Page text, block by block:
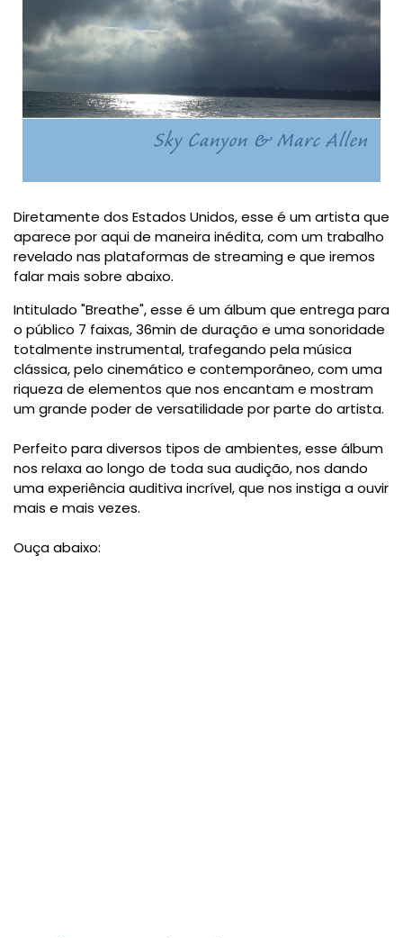
Diretamente dos Estados Unidos, esse é um artista que
aparece por aqui de maneira inédita, com um trabalho
revelado nas plataformas de streaming e que iremos
falar mais sobre abaixo.
Intitulado "Breathe", esse é um álbum que entrega para
o público 7 faixas, 36min de duração e uma sonoridade
totalmente instrumental, trafegando pela música
clássica, pelo cinemático e contemporâneo, com uma
riqueza de elementos que nos encantam e mostram
um grande poder de versatilidade por parte do artista.
Perfeito para diversos tipos de ambientes, esse álbum
nos relaxa ao longo de toda sua audição, nos dando
uma experiência auditiva incrível, que nos instiga a ouvir
mais e mais vezes.
Ouça abaixo: